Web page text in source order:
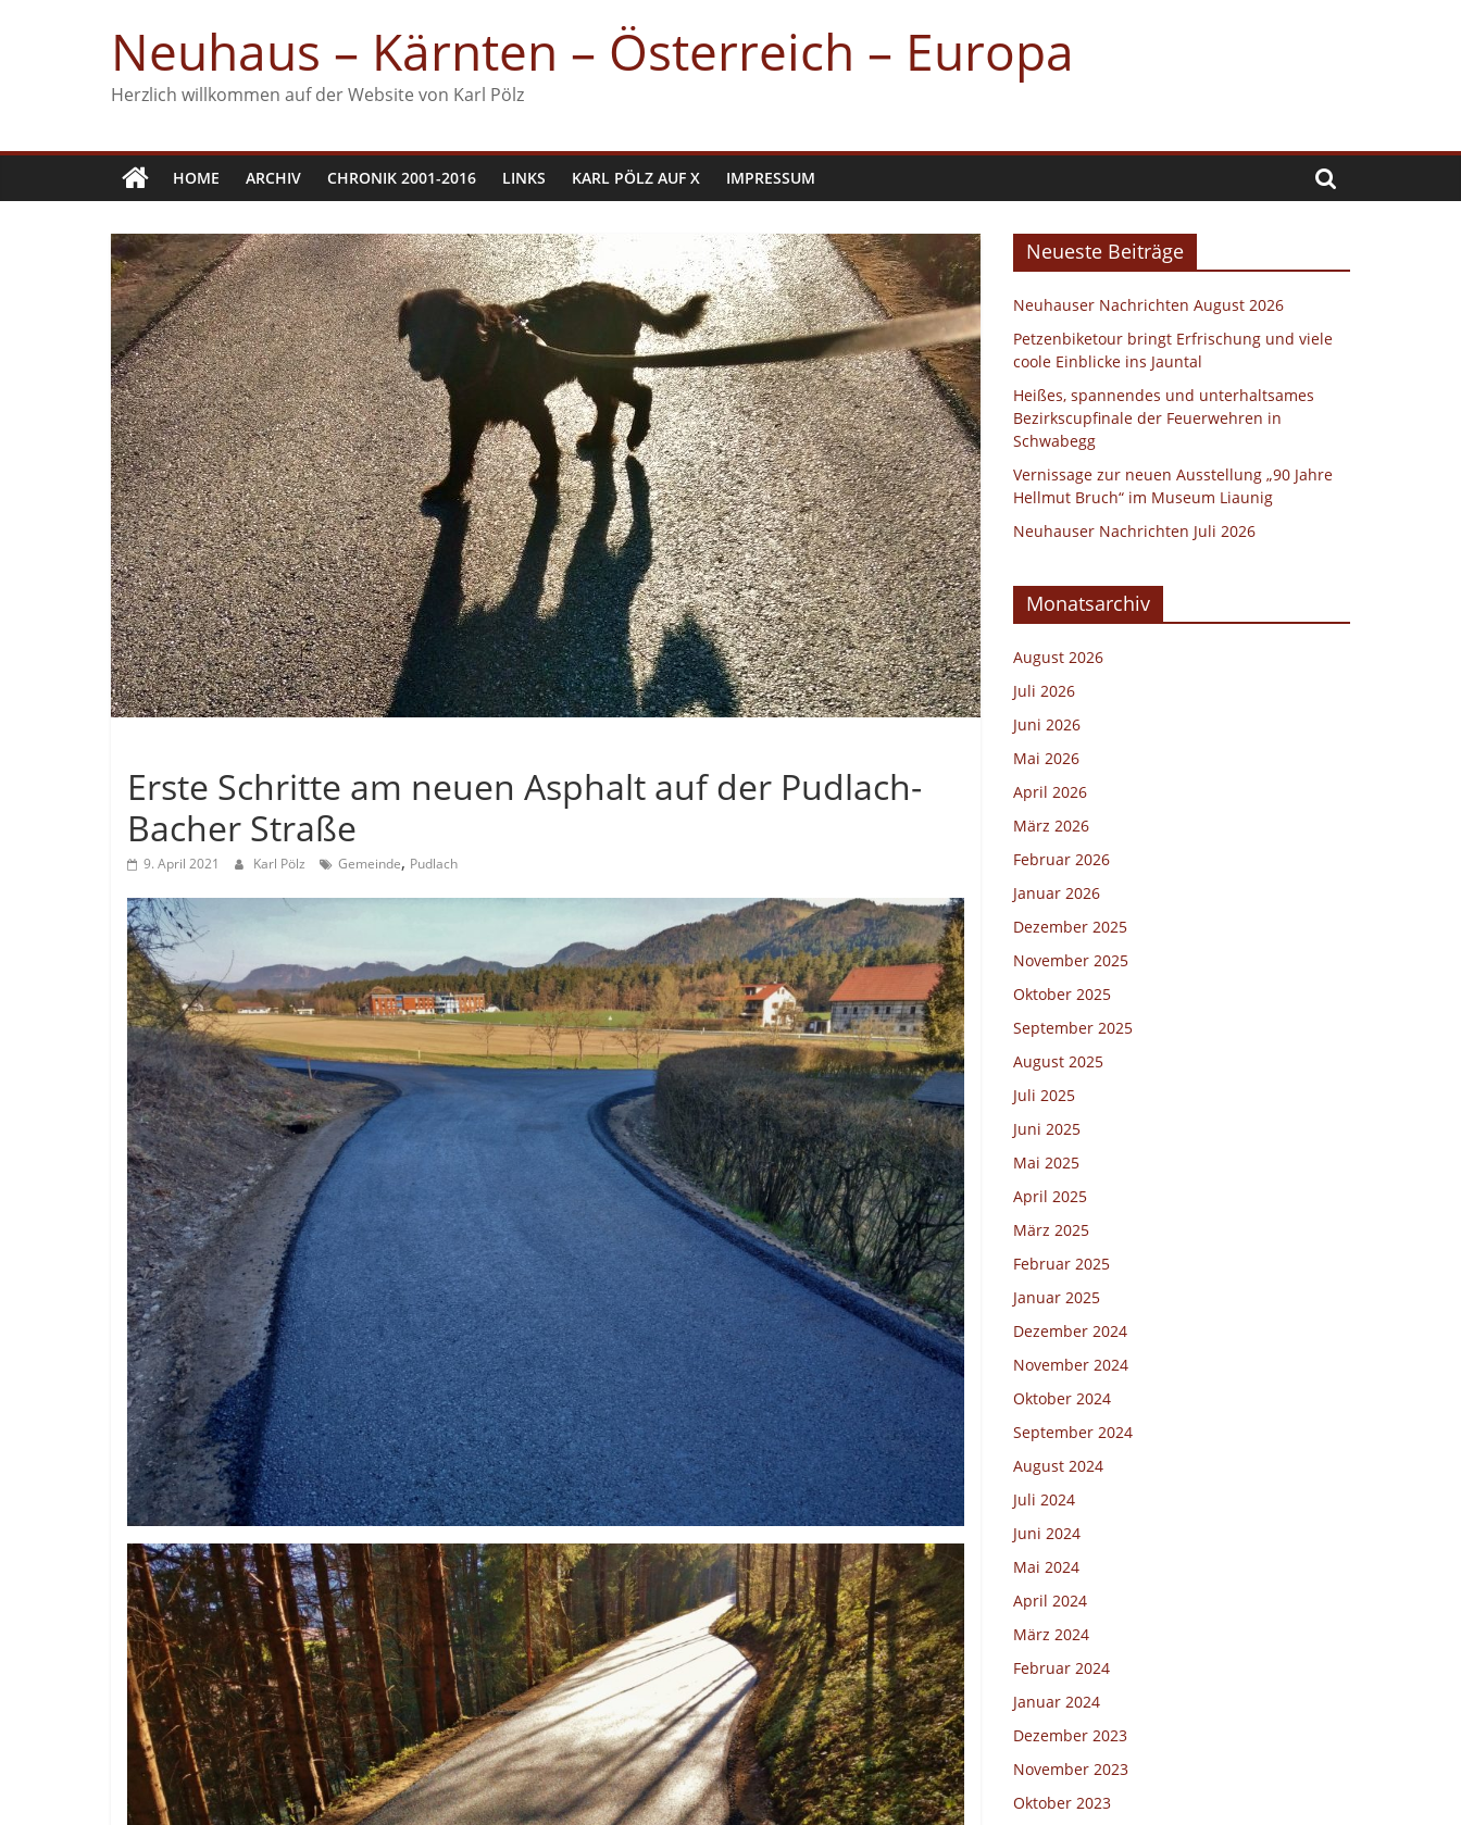
Neuhaus – Kärnten – Österreich – Europa
Herzlich willkommen auf der Website von Karl Pölz
HOME ARCHIV CHRONIK 2001-2016 LINKS KARL PÖLZ AUF X IMPRESSUM
Erste Schritte am neuen Asphalt auf der Pudlach-
Bacher Straße
9. April 2021 Karl Pölz Gemeinde, Pudlach
Neueste Beiträge
Neuhauser Nachrichten August 2026
Petzenbiketour bringt Erfrischung und viele
coole Einblicke ins Jauntal
Heißes, spannendes und unterhaltsames
Bezirkscupfinale der Feuerwehren in
Schwabegg
Vernissage zur neuen Ausstellung „90 Jahre
Hellmut Bruch“ im Museum Liaunig
Neuhauser Nachrichten Juli 2026
Monatsarchiv
August 2026
Juli 2026
Juni 2026
Mai 2026
April 2026
März 2026
Februar 2026
Januar 2026
Dezember 2025
November 2025
Oktober 2025
September 2025
August 2025
Juli 2025
Juni 2025
Mai 2025
April 2025
März 2025
Februar 2025
Januar 2025
Dezember 2024
November 2024
Oktober 2024
September 2024
August 2024
Juli 2024
Juni 2024
Mai 2024
April 2024
März 2024
Februar 2024
Januar 2024
Dezember 2023
November 2023
Oktober 2023